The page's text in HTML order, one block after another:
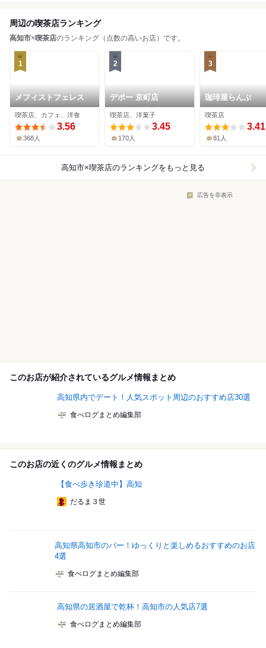
周辺の喫茶店ランキング
高知市×喫茶店のランキング（点数の高いお店）です。
1
メフィストフェレス
喫茶店、カフェ、洋食
3.56
368人
2
デポー 京町店
喫茶店、洋菓子
3.45
170人
3
珈琲屋らんぷ
喫茶店
3.41
81人
高知市×喫茶店のランキングをもっと見る
広告を非表示
このお店が紹介されているグルメ情報まとめ
高知県内でデート！人気スポット周辺のおすすめ店30選
食べログまとめ編集部
このお店の近くのグルメ情報まとめ
【食べ歩き珍道中】高知
だるま３世
高知県高知市のバー！ゆっくりと楽しめるおすすめのお店
4選
食べログまとめ編集部
高知県の居酒屋で乾杯！高知市の人気店7選
食べログまとめ編集部